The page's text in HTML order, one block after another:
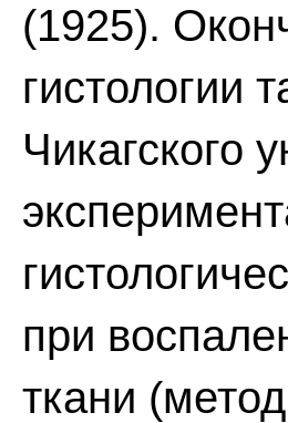
(1925).
Чикагского
при
ткани